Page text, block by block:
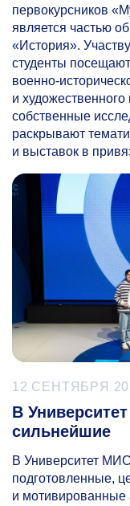
первокурсников
является частью
«История».
студенты
военно-
и
собственные
раскрывают
и выставок в
12 СЕНТЯБРЯ
В
сильнейшие
В Университет
подготовленные,
и